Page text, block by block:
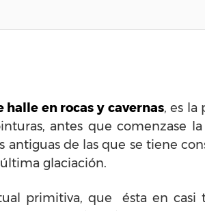
en rocas y cavernas, es la
antes que comenzase la
de las que se tiene
glaciación.
primitiva, que ésta en casi